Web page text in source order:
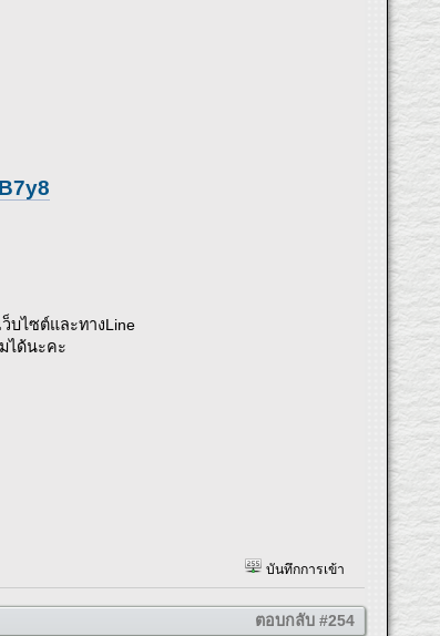
บไซต์และทางLine
ได้นะคะ
บันทึกการเข้า
ตอบกลับ #254